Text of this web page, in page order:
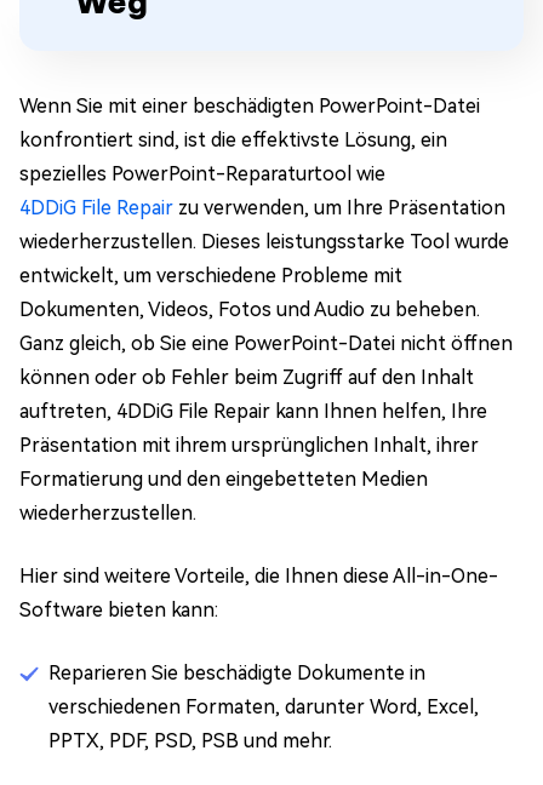
Wenn Sie mit einer beschädigten PowerPoint-Datei
konfrontiert sind, ist die effektivste Lösung, ein
spezielles PowerPoint-Reparaturtool wie
4DDiG File Repair zu verwenden, um Ihre Präsentation
wiederherzustellen. Dieses leistungsstarke Tool wurde
entwickelt, um verschiedene Probleme mit
Dokumenten, Videos, Fotos und Audio zu beheben.
Ganz gleich, ob Sie eine PowerPoint-Datei nicht öffnen
können oder ob Fehler beim Zugriff auf den Inhalt
auftreten, 4DDiG File Repair kann Ihnen helfen, Ihre
Präsentation mit ihrem ursprünglichen Inhalt, ihrer
Formatierung und den eingebetteten Medien
wiederherzustellen.
Hier sind weitere Vorteile, die Ihnen diese All-in-One-
Software bieten kann:
Reparieren Sie beschädigte Dokumente in
verschiedenen Formaten, darunter Word, Excel,
PPTX, PDF, PSD, PSB und mehr.